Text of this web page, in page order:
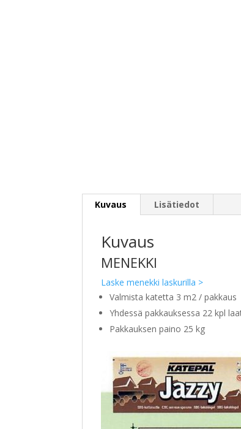
Kuvaus Lisätiedot
Kuvaus
MENEKKI
Laske menekki laskurilla >
Valmista katetta 3 m2 / pakkaus
Yhdessä pakkauksessa 22 kpl
Pakkauksen paino 25 kg